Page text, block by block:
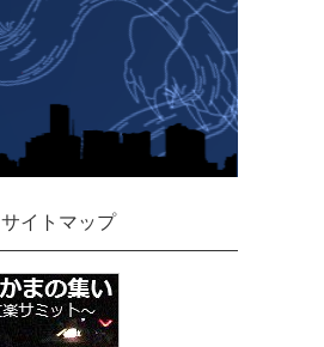
サイトマップ